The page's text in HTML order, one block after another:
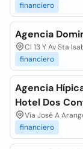
financiero
Agencia
Cl 13 Y Av Sta
financiero
Agencia
Hotel Dos
Vía José A
financiero